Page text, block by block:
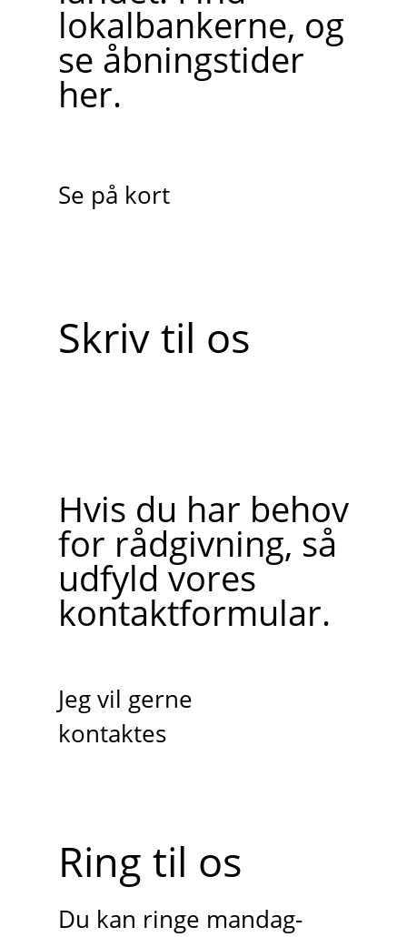
lokalbankerne, og
se åbningstider
her.
Se på kort
Skriv til os
Hvis du har behov
for rådgivning, så
udfyld vores
kontaktformular.
Jeg vil gerne
kontaktes
Ring til os
Du kan ringe mandag-